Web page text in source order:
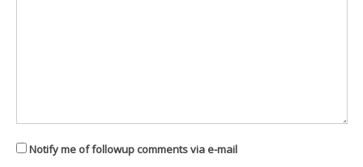
Notify me of followup comments via e-mail